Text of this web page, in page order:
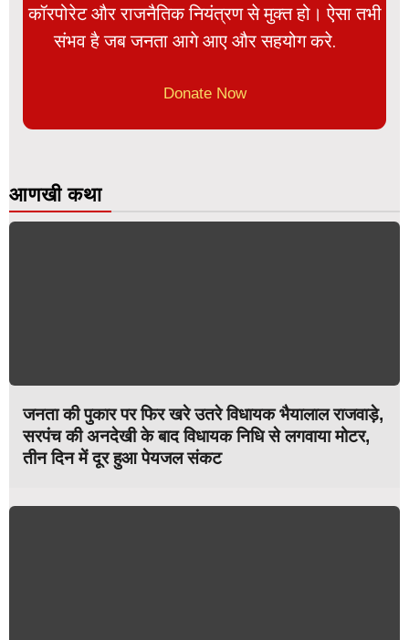
कॉरपोरेट और राजनैतिक नियंत्रण से मुक्त हो। ऐसा तभी
संभव है जब जनता आगे आए और सहयोग करे.
Donate Now
आणखी कथा
जनता की पुकार पर फिर खरे उतरे विधायक भैयालाल राजवाड़े,
सरपंच की अनदेखी के बाद विधायक निधि से लगवाया मोटर,
तीन दिन में दूर हुआ पेयजल संकट